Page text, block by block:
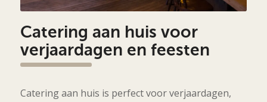
Catering aan huis voor
verjaardagen en feesten
Catering aan huis is perfect voor verjaardagen,